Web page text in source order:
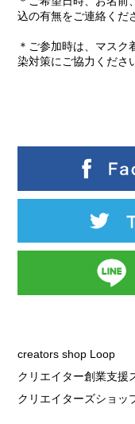
込の有無をご連絡くだ
＊ご参加時は、マス
染対策にご協力くださ
creators shop Loop
クリエイター創業支援
クリエイターズショッ